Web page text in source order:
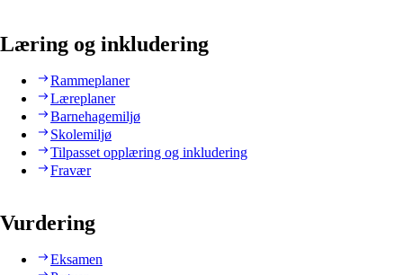
Læring og inkludering
Rammeplaner
Læreplaner
Barnehagemiljø
Skolemiljø
Tilpasset opplæring og inkludering
Fravær
Vurdering
Eksamen